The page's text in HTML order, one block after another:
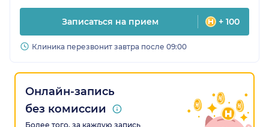
Записаться на прием + 100
Клиника перезвонит завтра после 09:00
Онлайн-запись
без комиссии
Более того, за каждую запись